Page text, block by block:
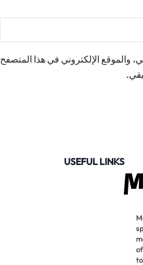
والموقع الإلكتروني في هذا المتصفح
USEFUL LINKS